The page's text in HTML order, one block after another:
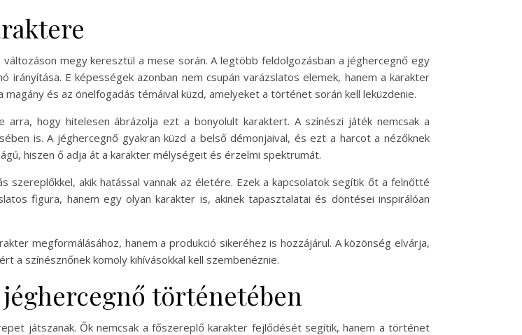
megy keresztül a mese során. A legtöbb feldolgozásban a jéghercegnő egy
irányítása. E képességek azonban nem csupán varázslatos elemek, hanem a karakter
és az önelfogadás témáival küzd, amelyeket a történet során kell leküzdenie.
arra, hogy hitelesen ábrázolja ezt a bonyolult karaktert. A színészi játék nemcsak a
is. A jéghercegnő gyakran küzd a belső démonjaival, és ezt a harcot a nézőknek
hiszen ő adja át a karakter mélységeit és érzelmi spektrumát.
akik hatással vannak az életére. Ezek a kapcsolatok segítik őt a felnőtté
figura, hanem egy olyan karakter is, akinek tapasztalatai és döntései inspirálóan
megformálásához, hanem a produkció sikeréhez is hozzájárul. A közönség elvárja,
a színésznőnek komoly kihívásokkal kell szembenéznie.
történetében
játszanak. Ők nemcsak a főszereplő karakter fejlődését segítik, hanem a történet